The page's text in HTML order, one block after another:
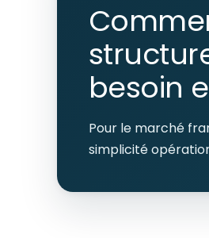
besoin
Pour le marché
simplicité